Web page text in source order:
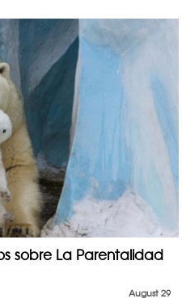
sobre La Parentalidad
August 29